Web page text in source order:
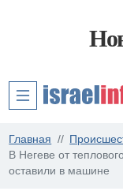
Главная
В Негеве от
оставили в машине